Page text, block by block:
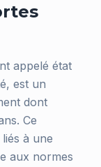
appelé état
est un
dont
Ce
à une
aux normes